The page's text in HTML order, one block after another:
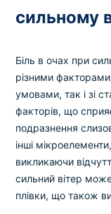
сильному
Біль в очах при
різними
умовами, так і зі
факторів, що
подразнення
інші
викликаючи
сильний вітер
плівки, що також